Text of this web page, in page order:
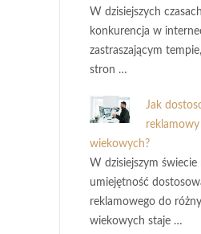
W dzisiejszych
konkurencja w
zastraszającym
stron …
Jak
wiekowych?
W dzisiejszym
umiejętność
reklamowego do
wiekowych staje …